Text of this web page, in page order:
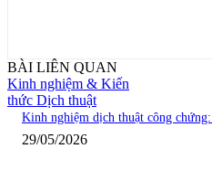
BÀI LIÊN QUAN
Kinh nghiệm & Kiến
thức Dịch thuật
Kinh nghiệm dịch thuật công
29/05/2026